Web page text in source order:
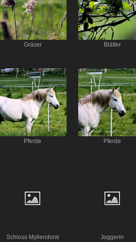
Gräser Blätter
Pferde Pferde
Schloss Myllendonk Joggerin